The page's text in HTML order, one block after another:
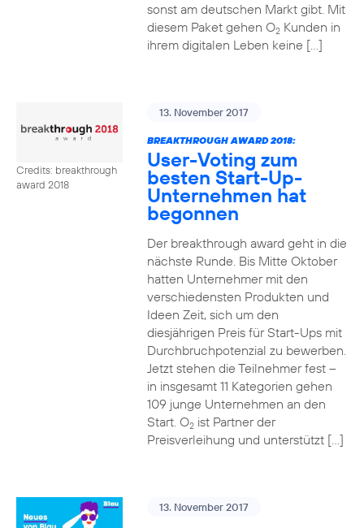
sonst am deutschen Markt gibt. Mit
diesem Paket gehen O2Kunden in
ihrem digitalen Leben keine […]
Credits: breakthrough
award 2018
13. November 2017
BREAKTHROUGH AWARD 2018:
User-Voting zum
besten Start-Up-
Unternehmen hat
begonnen
Der breakthrough award geht in die
nächste Runde. Bis Mitte Oktober
hatten Unternehmer mit den
verschiedensten Produkten und
Ideen Zeit, sich um den
diesjährigen Preis für Start-Ups mit
Durchbruchpotenzial zu bewerben.
Jetzt stehen die Teilnehmer fest –
in insgesamt 11 Kategorien gehen
109 junge Unternehmen an den
Start. O2ist Partner der
Preisverleihung und unterstützt […]
13. November 2017